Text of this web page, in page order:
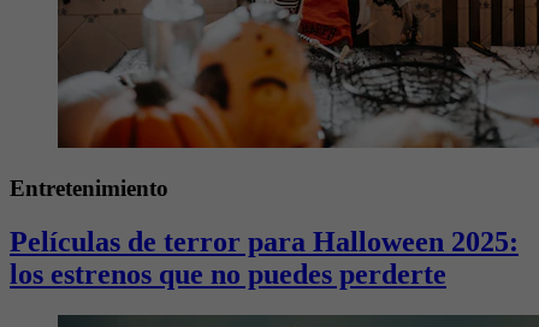
Entretenimiento
Películas de terror para Halloween 2025:
los estrenos que no puedes perderte